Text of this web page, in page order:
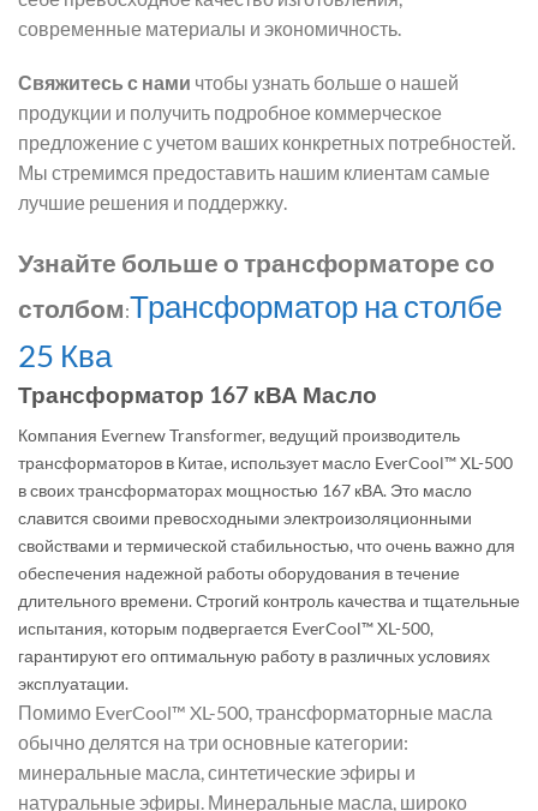
современные материалы и экономичность.
Свяжитесь с нами чтобы узнать больше о нашей
продукции и получить подробное коммерческое
предложение с учетом ваших конкретных потребностей.
Мы стремимся предоставить нашим клиентам самые
лучшие решения и поддержку.
Узнайте больше о трансформаторе со
столбом:Трансформатор на столбе
25 Ква
Трансформатор 167 кВА Масло
Компания Evernew Transformer, ведущий производитель
трансформаторов в Китае, использует масло EverCool™ XL-500
в своих трансформаторах мощностью 167 кВА. Это масло
славится своими превосходными электроизоляционными
свойствами и термической стабильностью, что очень важно для
обеспечения надежной работы оборудования в течение
длительного времени. Строгий контроль качества и тщательные
испытания, которым подвергается EverCool™ XL-500,
гарантируют его оптимальную работу в различных условиях
эксплуатации.
Помимо EverCool™ XL-500, трансформаторные масла
обычно делятся на три основные категории:
минеральные масла, синтетические эфиры и
натуральные эфиры. Минеральные масла, широко